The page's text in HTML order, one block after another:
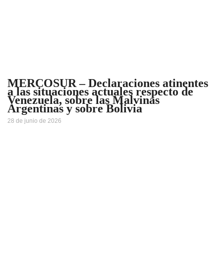
MERCOSUR – Declaraciones atinentes
a las situaciones actuales respecto de
Venezuela, sobre las Malvinas
Argentinas y sobre Bolivia
28 de junio de 2026